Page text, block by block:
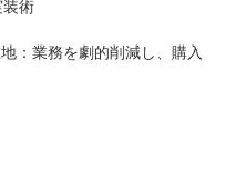
術
：業務を劇的削減し、購入